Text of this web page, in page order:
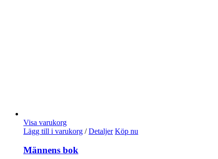
Visa varukorg
Lägg till i varukorg / Detaljer Köp nu
Männens bok